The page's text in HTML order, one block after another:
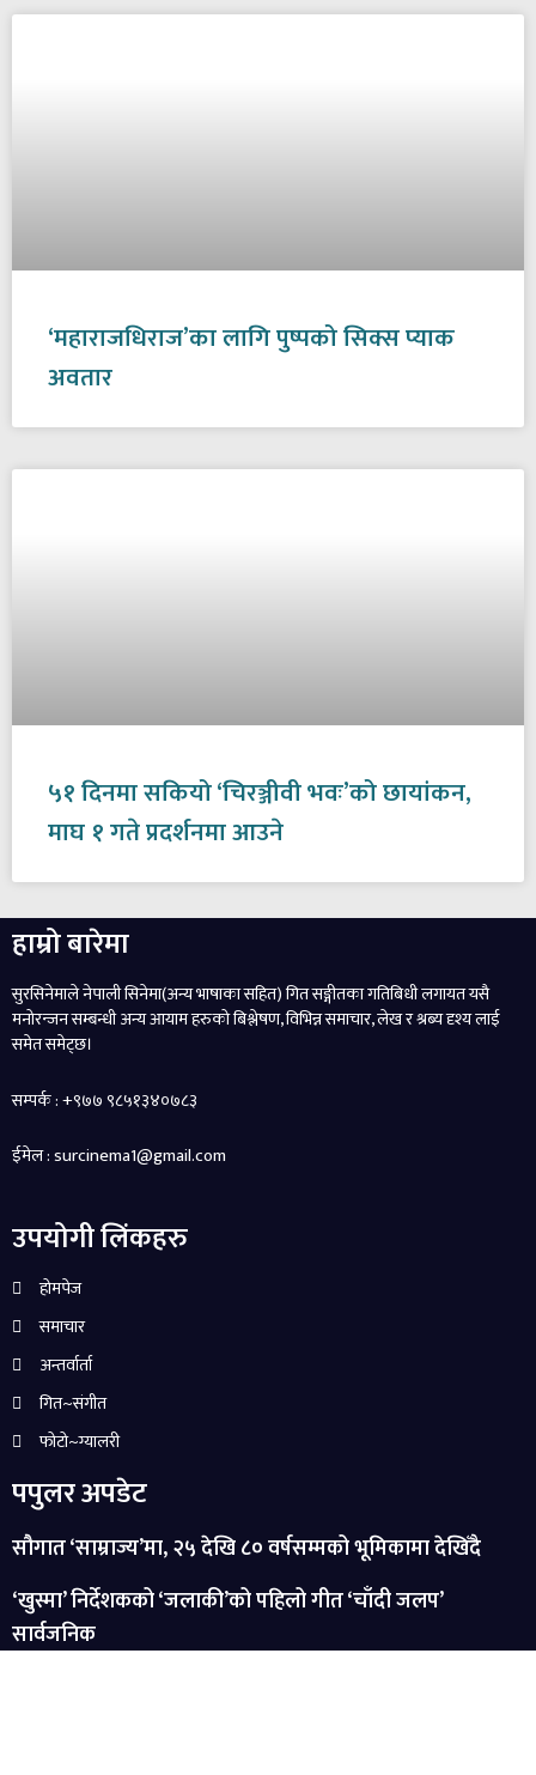
‘महाराजधिराज’का लागि पुष्पको सिक्स प्याक
अवतार
५१ दिनमा सकियो ‘चिरञ्जीवी भवः’को छायांकन,
माघ १ गते प्रदर्शनमा आउने
हाम्रो बारेमा
सुरसिनेमाले नेपाली सिनेमा(अन्य भाषाका सहित) गित सङ्गीतका गतिबिधी लगायत यसै
मनोरन्जन सम्बन्धी अन्य आयाम हरुको बिश्लेषण, विभिन्न समाचार, लेख र श्रब्य दृश्य लाई
समेत समेट्छ।
सम्पर्क : +९७७ ९८५१३४०७८३
ईमेल : surcinema1@gmail.com
उपयोगी लिंकहरु
होमपेज
समाचार
अन्तर्वार्ता
गित~संगीत
फोटो~ग्यालरी
पपुलर अपडेट
सौगात ‘साम्राज्य’मा, २५ देखि ८० वर्षसम्मको भूमिकामा देखिँदै
‘खुस्मा’ निर्देशकको ‘जलाकी’को पहिलो गीत ‘चाँदी जलप’
सार्वजनिक